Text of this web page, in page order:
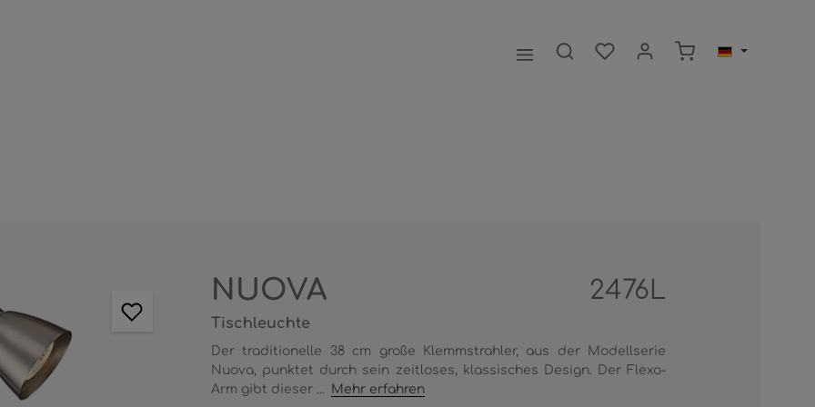
NUOVA 2476L
Tischleuchte
Der traditionelle 38 cm große Klemmstrahler, aus der Modellserie
Nuova, punktet durch sein zeitloses, klassisches Design. Der Flexo-
Arm gibt dieser ...
Mehr erfahren